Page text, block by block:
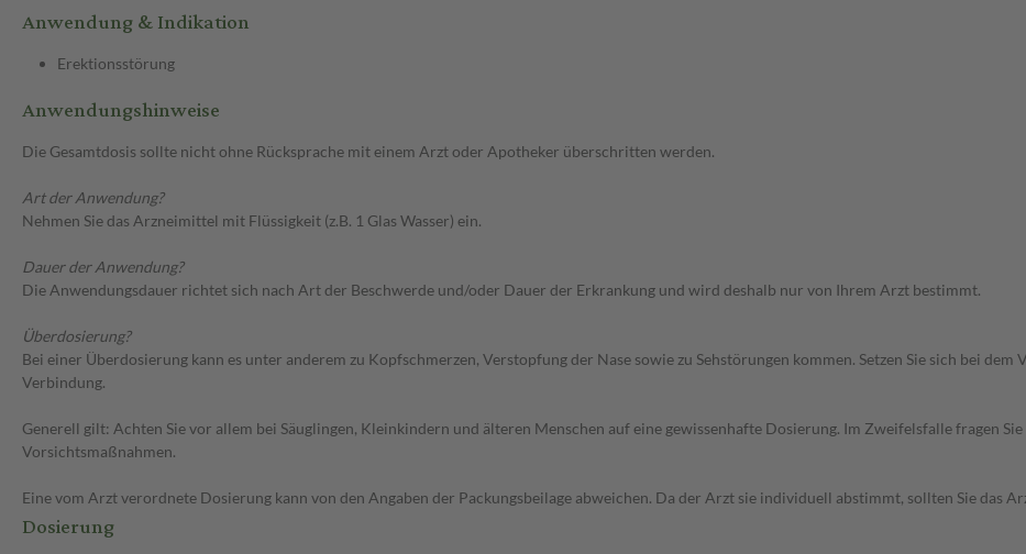
Anwendung & Indikation
Erektionsstörung
Anwendungshinweise
Die Gesamtdosis sollte nicht ohne Rücksprache mit einem Arzt oder Apotheker überschritten werden.
Art der Anwendung?
Nehmen Sie das Arzneimittel mit Flüssigkeit (z.B. 1 Glas Wasser) ein.
Dauer der Anwendung?
Die Anwendungsdauer richtet sich nach Art der Beschwerde und/oder Dauer der Erkrankung und wird deshalb nur von Ihrem Arzt bestimmt.
Überdosierung?
Bei einer Überdosierung kann es unter anderem zu Kopfschmerzen, Verstopfung der Nase sowie zu Sehstörungen kommen. Setzen Sie sich bei
Verbindung.
Generell gilt: Achten Sie vor allem bei Säuglingen, Kleinkindern und älteren Menschen auf eine gewissenhafte Dosierung. Im Zweifelsfalle fragen
Vorsichtsmaßnahmen.
Eine vom Arzt verordnete Dosierung kann von den Angaben der Packungsbeilage abweichen. Da der Arzt sie individuell abstimmt, sollten Sie das
Dosierung